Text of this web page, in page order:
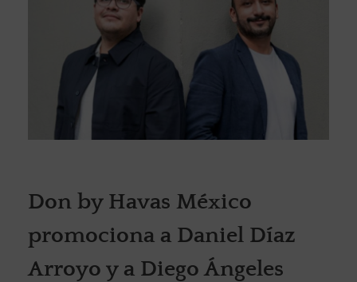
Don by Havas México
promociona a Daniel Díaz
Arroyo y a Diego Ángeles